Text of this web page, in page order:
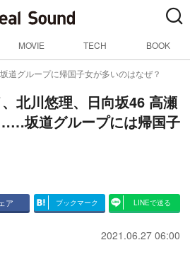
MOVIE TECH BOOK
坂道グループに帰国子女が多いのはなぜ？
北川悠理、日向坂46 高瀬
坂道グループには帰国子
ア ブックマーク LINEで送る
2021.06.27 06:00